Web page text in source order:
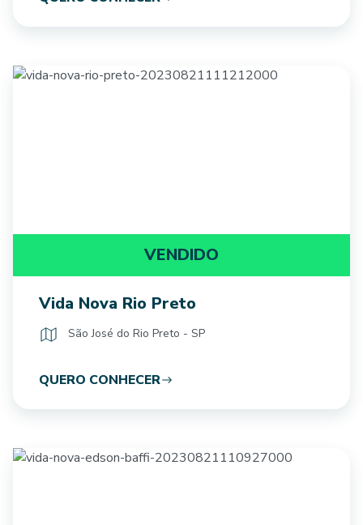
VENDIDO
Vida Nova Rio Preto
São José do Rio Preto - SP
QUERO CONHECER